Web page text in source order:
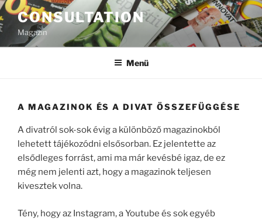
Tartalomhoz
CONSULTATION
Magazin
Menü
A MAGAZINOK ÉS A DIVAT ÖSSZEFÜGGÉSE
A divatról sok-sok évig a különböző magazinokból
lehetett tájékozódni elsősorban. Ez jelentette az
elsődleges forrást, ami ma már kevésbé igaz, de ez
még nem jelenti azt, hogy a magazinok teljesen
kivesztek volna.
Tény, hogy az Instagram, a Youtube és sok egyéb